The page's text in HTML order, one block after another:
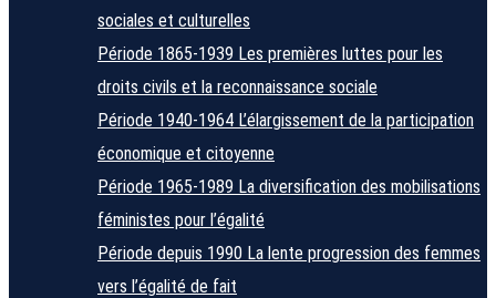
sociales et culturelles
Période 1865-1939 Les premières luttes pour les
droits civils et la reconnaissance sociale
Période 1940-1964 L’élargissement de la participation
économique et citoyenne
Période 1965-1989 La diversification des mobilisations
féministes pour l’égalité
Période depuis 1990 La lente progression des femmes
vers l’égalité de fait